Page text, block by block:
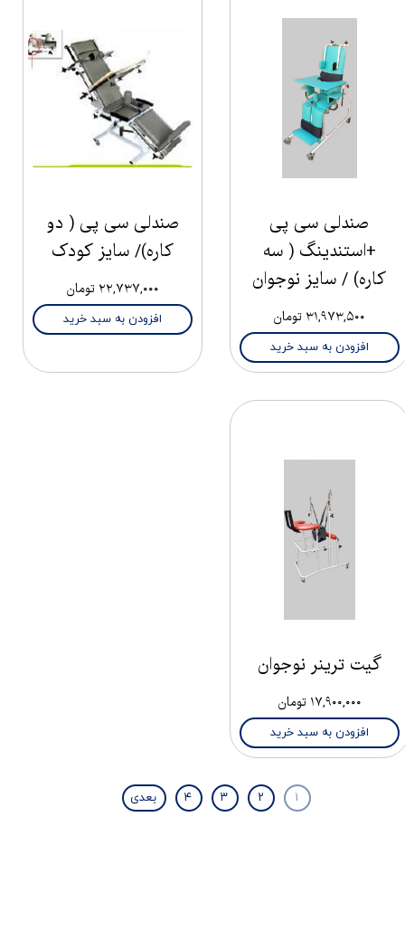
صندلی سی پی
+استندینگ ( سه
کاره) / سایز نوجوان
۳۱,۹۷۳,۵۰۰ تومان
افزودن به سبد خرید
صندلی سی پی ( دو
کاره)/ سایز کودک
۲۲,۷۳۷,۰۰۰ تومان
افزودن به سبد خرید
گیت ترینر نوجوان
۱۷,۹۰۰,۰۰۰ تومان
افزودن به سبد خرید
۱ ۲ ۳ ۴ بعدی